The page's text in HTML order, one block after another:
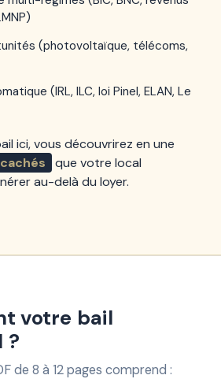
(photovoltaïque, télécoms,
(IRL, ILC, loi Pinel, ELAN, Le
ici, vous découvrirez en une
que votre local
au-delà du loyer.
votre bail
?
de 8 à 12 pages comprend :